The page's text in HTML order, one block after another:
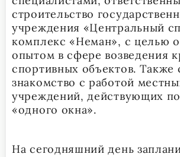
строительство
учреждения «Центральный
комплекс «Неман», с целью
опытом в сфере возведения
спортивных объектов. Также
знакомство с работой
учреждений, действующих
«одного окна».
На сегодняшний день